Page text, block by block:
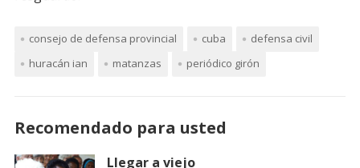
consejo de defensa provincial cuba
defensa civil
huracán ian
matanzas periódico girón
Recomendado para usted
Llegar a viejo